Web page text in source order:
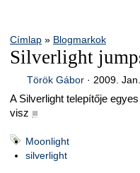
Címlap » Blogmarkok
Silverlight
Török Gábor· 2009.
A Silverlight telepítője
visz ■
Moonlight
silverlight